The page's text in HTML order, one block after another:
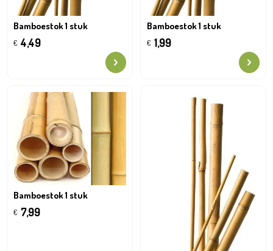
Bamboestok 1 stuk
€ 4,49
Bamboestok 1 stuk
€ 1,99
Bamboestok 1 stuk
€ 7,99